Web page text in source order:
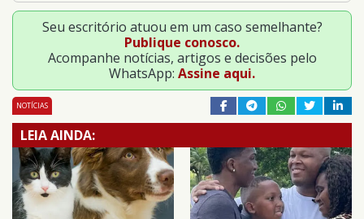
Seu escritório atuou em um caso semelhante?
Publique conosco.
Acompanhe notícias, artigos e decisões pelo
WhatsApp: Assine aqui.
NOTÍCIAS
LEIA AINDA: